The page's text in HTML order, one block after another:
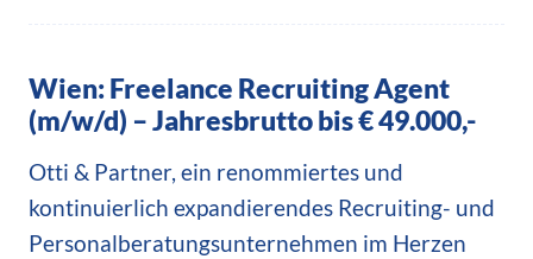
Wien: Freelance Recruiting Agent
(m/w/d) – Jahresbrutto bis € 49.000,-
Otti & Partner, ein renommiertes und
kontinuierlich expandierendes Recruiting- und
Personalberatungsunternehmen im Herzen